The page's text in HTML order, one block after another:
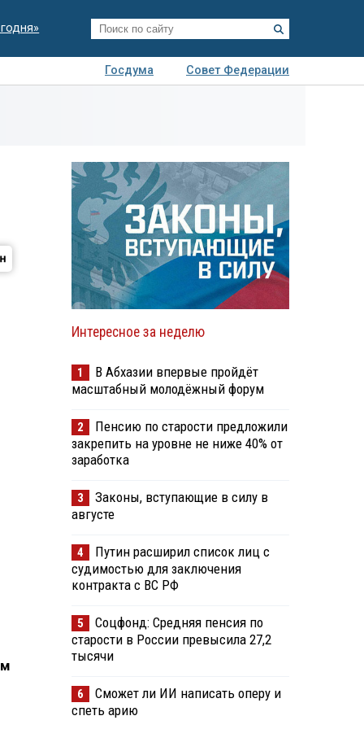
Госдума
Совет Федерации
Интересное за неделю
1
В Абхазии впервые пройдёт
масштабный молодёжный форум
2
Пенсию по старости предложили
закрепить на уровне не ниже 40% от
заработка
3
Законы, вступающие в силу в
августе
4
Путин расширил список лиц с
судимостью для заключения
контракта с ВС РФ
5
Соцфонд: Средняя пенсия по
старости в России превысила 27,2
тысячи
6
Сможет ли ИИ написать оперу и
спеть арию